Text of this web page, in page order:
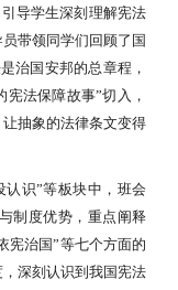
导学生深刻理解宪法
带领同学们回顾了国
治国安邦的总章程，
法保障故事”切入，
抽象的法律条文变得
认识”等板块中，班会
制度优势，重点阐释
宪治国”等七个方面的
深刻认识到我国宪法